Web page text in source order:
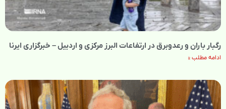
رگبار باران و رعدوبرق در ارتفاعات البرز مرکزی و اردبیل – خبرگزاری ایرنا
ادامه مطلب »